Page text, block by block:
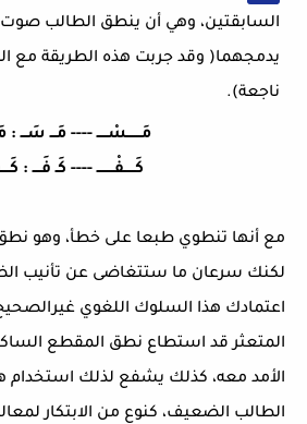
السابقتين، وهي أن ينطق الطالب صوت
يدمجهما( وقد جربت هذه الطريقة مع
ناجعة).
مَـــــــسْـــــ ---- مَـــ
كَـــــفْــــــــ ---- كَـ فَــــ :
مع أنها تنطوي طبعا على خطأ، وهو نطق
لكنك سرعان ما ستتغاضى عن تأنيب
اعتمادك هذا السلوك اللغوي
المتعثر قد استطاع نطق المقطع
الأمد معه، كذلك يشفع لذلك استخدام
الطالب الضعيف، كنوع من الابتكار